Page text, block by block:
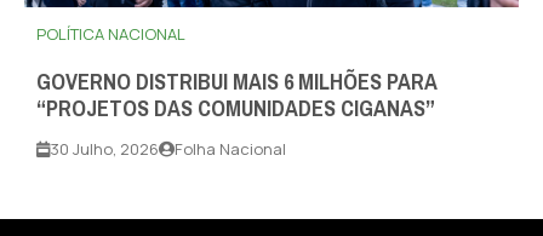
POLÍTICA NACIONAL
GOVERNO DISTRIBUI MAIS 6 MILHÕES PARA
“PROJETOS DAS COMUNIDADES CIGANAS”
30 Julho, 2026 Folha Nacional